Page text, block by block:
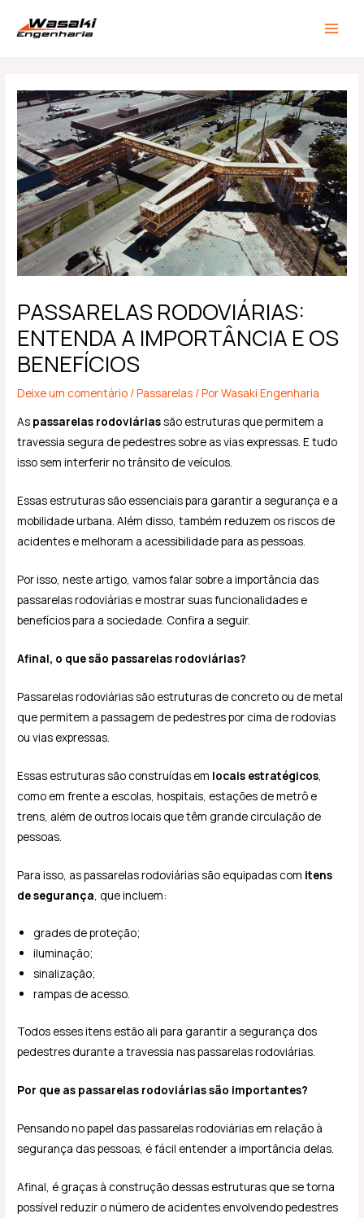
para
PASSARELAS RODOVIÁRIAS:
ENTENDA A IMPORTÂNCIA E OS
BENEFÍCIOS
Deixe um comentário /Passarelas / PorWasaki Engenharia
As passarelas rodoviárias são estruturas que permitem a
travessia segura de pedestres sobre as vias expressas. E tudo
isso sem interferir no trânsito de veículos.
Essas estruturas são essenciais para garantir a segurança e a
mobilidade urbana. Além disso, também reduzem os riscos de
acidentes e melhoram a acessibilidade para as pessoas.
Por isso, neste artigo, vamos falar sobre a importância das
passarelas rodoviárias e mostrar suas funcionalidades e
benefícios para a sociedade. Confira a seguir.
Afinal, o que são passarelas rodoviárias?
Passarelas rodoviárias são estruturas de concreto ou de metal
que permitem a passagem de pedestres por cima de rodovias
ou vias expressas.
Essas estruturas são construídas em locais estratégicos
como em frente a escolas, hospitais, estações de metrô e
trens, além de outros locais que têm grande circulação de
pessoas.
Para isso, as passarelas rodoviárias são equipadas com itens
de segurança , que incluem:
grades de proteção;
iluminação;
sinalização;
rampas de acesso.
Todos esses itens estão ali para garantir a segurança dos
pedestres durante a travessia nas passarelas rodoviárias.
Por que as passarelas rodoviárias são importantes?
Pensando no papel das passarelas rodoviárias em relação à
segurança das pessoas, é fácil entender a importância delas.
Afinal, é graças à construção dessas estruturas que se torna
possível reduzir o número de acidentes envolvendo pedestres
navigation